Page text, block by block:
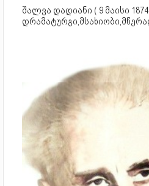
შალვა დადიანი ( 9 მაისი